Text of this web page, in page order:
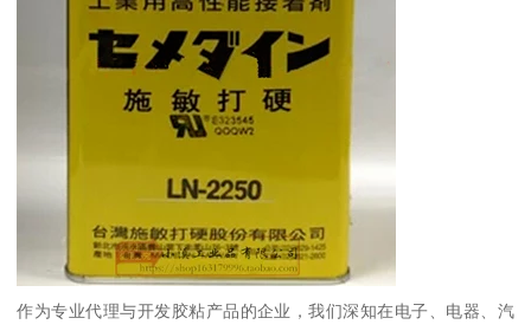
作为专业代理与开发胶粘产品的企业，我们深知在电子、电器、汽